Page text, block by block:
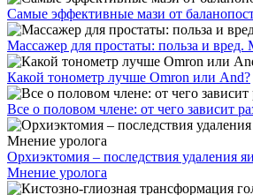
Самые эффективные мази от
Массажер для простаты: польза и вред.
Какой тонометр лучше Omron или And?
Все о половом члене: от чего зависит
Орхиэктомия – последствия удаления
Мнение уролога